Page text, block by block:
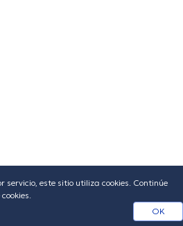
servicio, este sitio utiliza cookies. Continúe
OK